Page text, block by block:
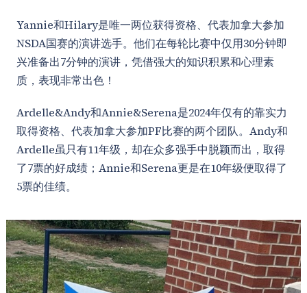
Yannie和Hilary是唯一两位获得资格、代表加拿大参加
NSDA国赛的演讲选手。他们在每轮比赛中仅用30分钟即
兴准备出7分钟的演讲，凭借强大的知识积累和心理素
质，表现非常出色！
Ardelle&Andy和Annie&Serena是2024年仅有的靠实力
取得资格、代表加拿大参加PF比赛的两个团队。Andy和
Ardelle虽只有11年级，却在众多强手中脱颖而出，取得
了7票的好成绩；Annie和Serena更是在10年级便取得了
5票的佳绩。